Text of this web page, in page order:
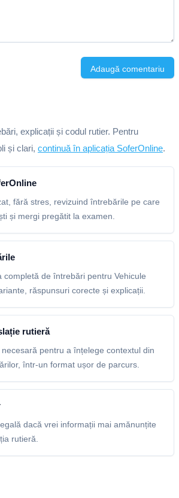
Adaugă comentariu
explicații și codul rutier. Pentru
și clari, continuă în aplicația SoferOnline.
fără stres, revizuind întrebările pe care
și mergi pregătit la examen.
completă de întrebări pentru Vehicule
răspunsuri corecte și explicații.
rutieră
pentru a înțelege contextul din
într-un format ușor de parcurs.
dacă vrei informații mai amănunțite
rutieră.